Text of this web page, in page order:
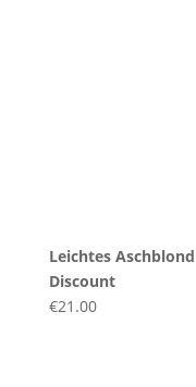
Leichtes
Discount
€21.00